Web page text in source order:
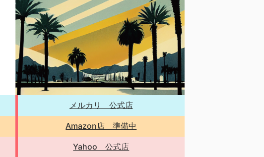
メルカリ 公式店
Amazon店 準備中
Yahoo 公式店